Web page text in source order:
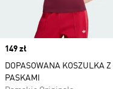
Price
149 zł
DOPASOWANA KOSZULKA Z
PASKAMI